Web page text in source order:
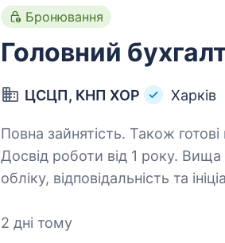
Бронювання
Головний
ЦСЦП, КНП ХОР Харків
Повна зайнятість. Також
Досвід роботи від 1 року. Вища освіта. Вимоги:знання
обліку, відповідальність та
бухгалтер
2 дні тому